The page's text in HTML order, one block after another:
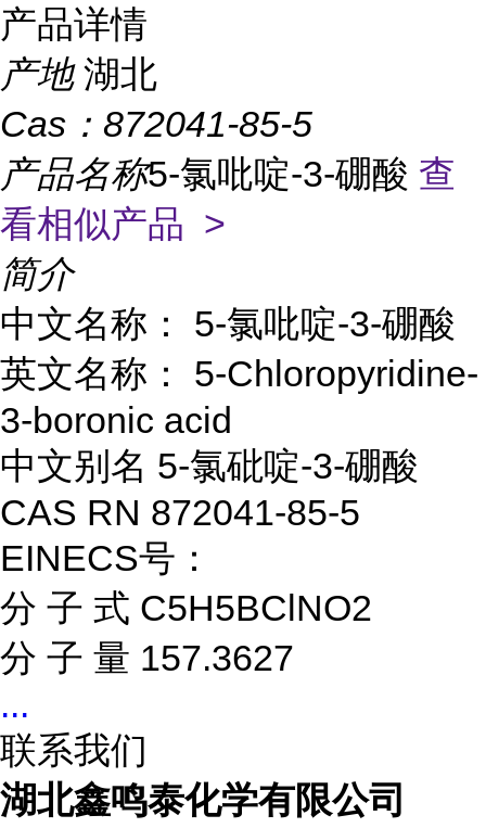
产品详情
产地 湖北
Cas： 872041-85-5
产品名称5-氯吡啶-3-硼酸 查
看相似产品 >
简介
中文名称： 5-氯吡啶-3-硼酸
英文名称： 5-Chloropyridine-
3-boronic acid
中文别名 5-氯砒啶-3-硼酸
CAS RN 872041-85-5
EINECS号：
分 子 式 C5H5BClNO2
分 子 量 157.3627
...
联系我们
湖北鑫鸣泰化学有限公司